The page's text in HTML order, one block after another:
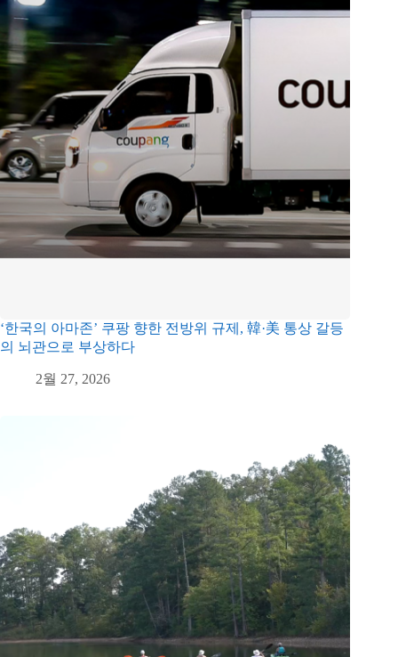
‘한국의 아마존’ 쿠팡 향한 전방위 규제, 韓·美 통상 갈등
의 뇌관으로 부상하다
2월 27, 2026